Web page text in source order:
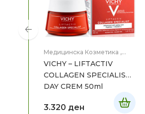
Медицинска Козметика ,
VICHY – LIFTACTIV
COLLAGEN SPECIALIST
DAY CREM 50ml
3.320 ден